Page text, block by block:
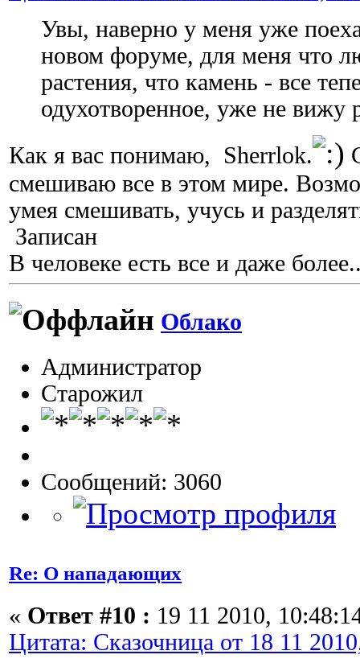
Увы, наверно у меня уже
новом форуме, для меня что
растения, что камень - все
одухотворенное, уже не вижу
Как я вас понимаю, Sherrlok.
смешиваю все в этом мире.
умея смешивать, учусь и
Записан
В человеке есть все и даже
Облако
Администратор
Старожил
Сообщений: 3060
Re: О нападающих
« Ответ #10 : 19 11 2010,
Цитата: Сказочница от 18 11